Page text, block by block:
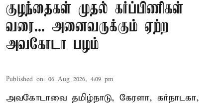
குழந்தைகள் முதல் கர்ப்பிணிகள்
வரை... அனைவருக்கும் ஏற்ற
அவகோடா பழம்
Published on: 06 Aug 2026, 4:09 pm
அவகோடாவை தமிழ்நாடு, கேரளா, கர்நாடகா,